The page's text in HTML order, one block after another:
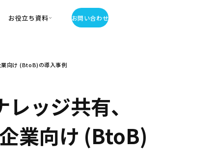
お役立ち資料
・お役立ち資料
お問い合わせ
向け (BtoB)の導入事例
ッジ共有、
業向け (BtoB)